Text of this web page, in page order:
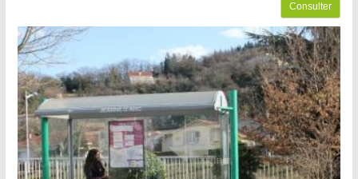
Consulter